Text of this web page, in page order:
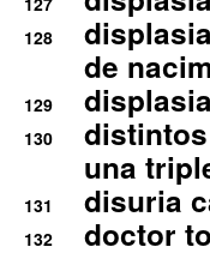
128
de
129
130
una
131 disuria
132
doctor